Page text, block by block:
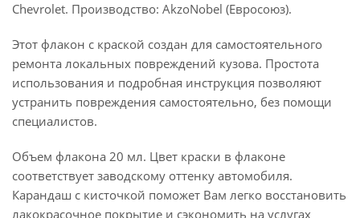
Chevrolet. Производство: AkzoNobel (Евросоюз).
Этот флакон с краской создан для самостоятельного
ремонта локальных повреждений кузова. Простота
использования и подробная инструкция позволяют
устранить повреждения самостоятельно, без помощи
специалистов.
Объем флакона 20 мл. Цвет краски в флаконе
соответствует заводскому оттенку автомобиля.
Карандаш с кисточкой поможет Вам легко восстановить
лакокрасочное покрытие и сэкономить на услугах